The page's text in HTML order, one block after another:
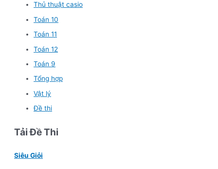
Thủ thuật casio
Toán 10
Toán 11
Toán 12
Toán 9
Tổng hợp
Vật lý
Đề thi
Tải Đề Thi
Siêu Giỏi